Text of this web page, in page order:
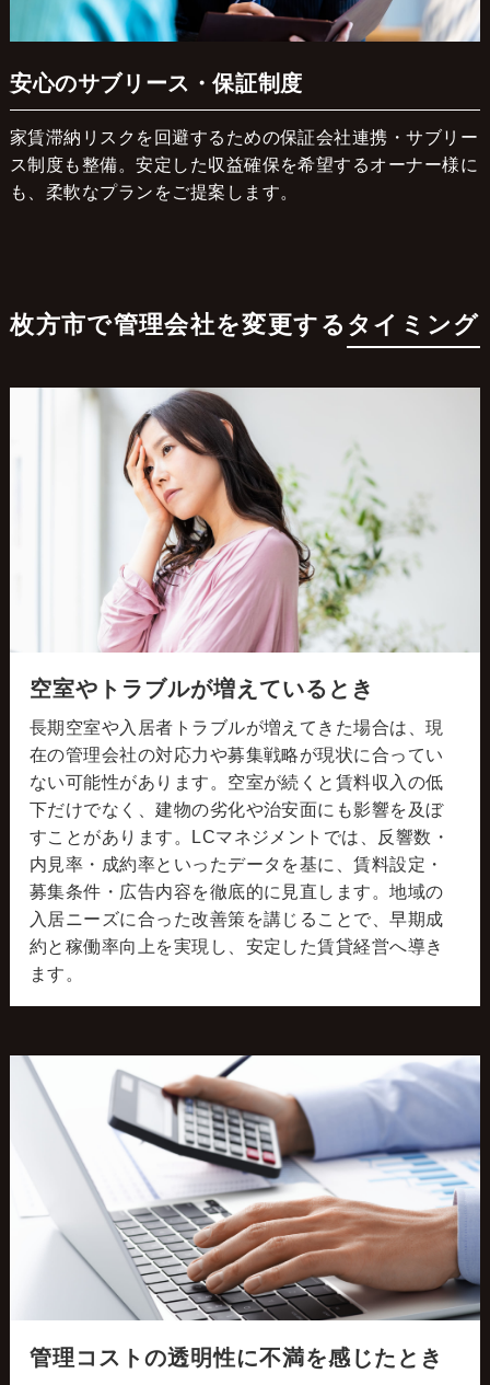
安心のサブリース・保証制度
家賃滞納リスクを回避するための保証会社連携・サブリー
ス制度も整備。安定した収益確保を希望するオーナー様に
も、柔軟なプランをご提案します。
枚方市で管理会社を変更する タイミング
空室やトラブルが増えているとき
長期空室や入居者トラブルが増えてきた場合は、現
在の管理会社の対応力や募集戦略が現状に合ってい
ない可能性があります。空室が続くと賃料収入の低
下だけでなく、建物の劣化や治安面にも影響を及ぼ
すことがあります。LCマネジメントでは、反響数・
内見率・成約率といったデータを基に、賃料設定・
募集条件・広告内容を徹底的に見直します。地域の
入居ニーズに合った改善策を講じることで、早期成
約と稼働率向上を実現し、安定した賃貸経営へ導き
ます。
管理コストの透明性に不満を感じたとき